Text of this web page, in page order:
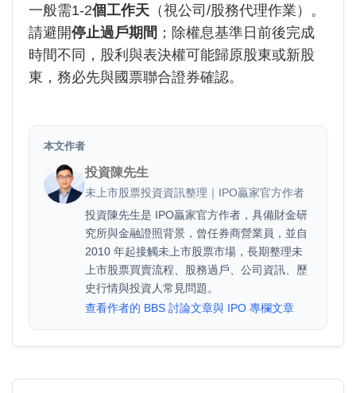
一般需1-2個工作天 （視公司/股務代理作業）。
請避開停止過戶期間 ；除權息基準日前後完成
時間不同，股利與表決權可能歸原股東或新股
東，務必先與國票聯合證券確認。
本文作者
投資陳先生
未上市股票投資資訊整理｜IPO贏家官方作者
投資陳先生是 IPO贏家官方作者，具備財金研
究所與金融證照背景，曾任券商營業員，並自
2010 年起接觸未上市股票市場，長期整理未
上市股票買賣流程、股務過戶、公司資訊、歷
史行情與投資人常見問題。
查看作者的 BBS 討論文章與 IPO 專欄文章